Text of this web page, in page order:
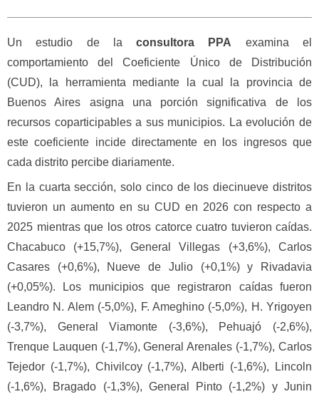
Un estudio de laconsultora PPA examina el
comportamiento del Coeficiente Único de Distribución
(CUD), la herramienta mediante la cual la provincia de
Buenos Aires asigna una porción significativa de los
recursos coparticipables a sus municipios. La evolución de
este coeficiente incide directamente en los ingresos que
cada distrito percibe diariamente.
En la cuarta sección, solo cinco de los diecinueve distritos
tuvieron un aumento en su CUD en 2026 con respecto a
2025 mientras que los otros catorce cuatro tuvieron caídas.
Chacabuco (+15,7%), General Villegas (+3,6%), Carlos
Casares (+0,6%), Nueve de Julio (+0,1%) y Rivadavia
(+0,05%). Los municipios que registraron caídas fueron
Leandro N. Alem (-5,0%), F. Ameghino (-5,0%), H. Yrigoyen
(-3,7%), General Viamonte (-3,6%), Pehuajó (-2,6%),
Trenque Lauquen (-1,7%), General Arenales (-1,7%), Carlos
Tejedor (-1,7%), Chivilcoy (-1,7%), Alberti (-1,6%), Lincoln
(-1,6%), Bragado (-1,3%), General Pinto (-1,2%) y Junin